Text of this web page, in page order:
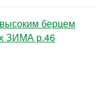
берцем
ЗИМА р.46